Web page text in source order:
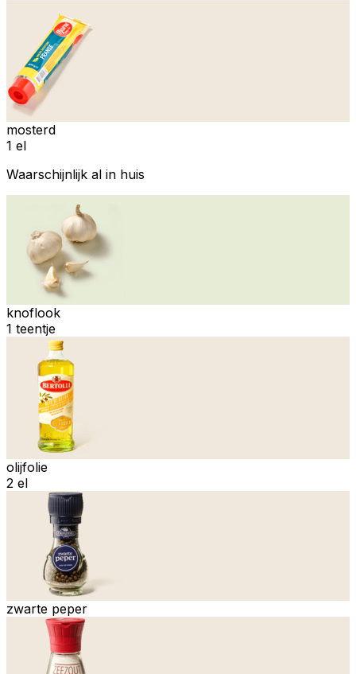
mosterd
1 el
Waarschijnlijk al in huis
knoflook
1 teentje
olijfolie
2 el
zwarte peper